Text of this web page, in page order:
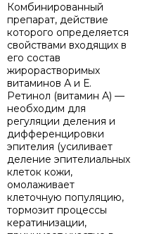
Комбинированный
препарат, действие
которого определяется
свойствами входящих в
его состав
жирорастворимых
витаминов А и Е.
Ретинол (витамин А) —
необходим для
регуляции деления и
дифференцировки
эпителия (усиливает
деление эпителиальных
клеток кожи,
омолаживает
клеточную популяцию,
тормозит процессы
кератинизации,